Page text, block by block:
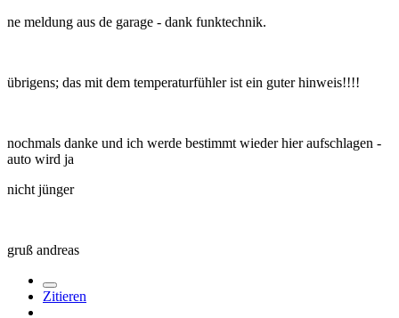
ne meldung aus de garage - dank funktechnik.
übrigens; das mit dem temperaturfühler ist ein guter hinweis!!!!
nochmals danke und ich werde bestimmt wieder hier aufschlagen -
auto wird ja
nicht jünger
gruß andreas
Zitieren